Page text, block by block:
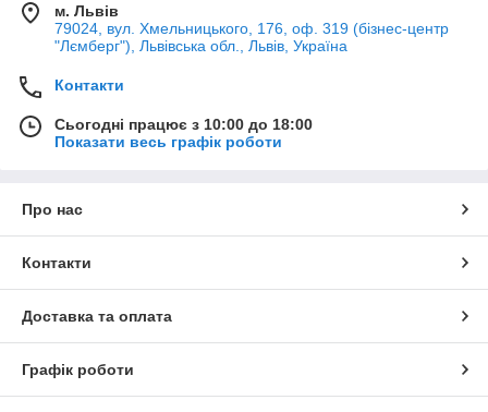
м. Львів
79024, вул. Хмельницького, 176, оф. 319 (бізнес-центр
"Лємберг"), Львівська обл., Львів, Україна
Контакти
Сьогодні працює з 10:00 до 18:00
Показати весь графік роботи
Про нас
Контакти
Доставка та оплата
Графік роботи